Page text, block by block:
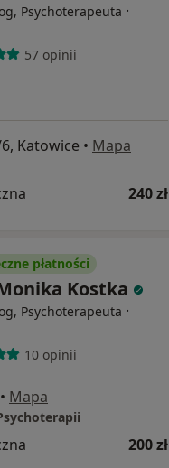
Psychoterapeuta ·
57 opinii
Katowice • Mapa
240 zł
płatności
Kostka
Psychoterapeuta ·
10 opinii
• Mapa
200 zł